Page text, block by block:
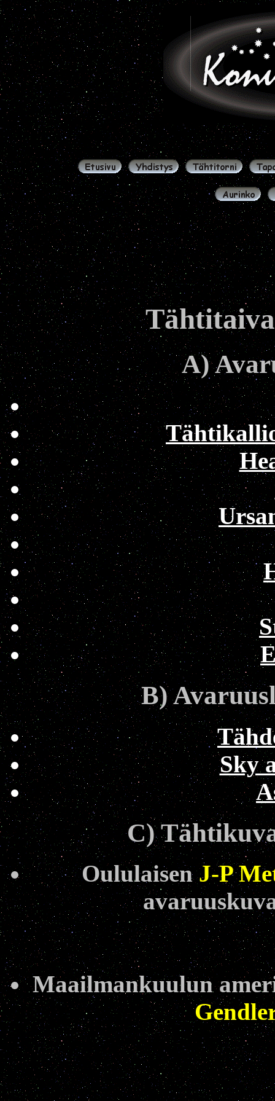
A)
B)
Sky
C)
OululaisenJ-P
Maailmankuulun